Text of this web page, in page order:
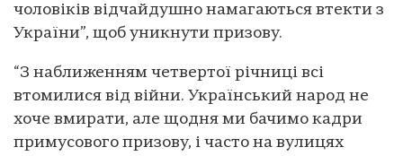
чоловіків відчайдушно намагаються втекти з
України”, щоб уникнути призову.
“З наближенням четвертої річниці всі
втомилися від війни. Український народ не
хоче вмирати, але щодня ми бачимо кадри
примусового призову, і часто на вулицях